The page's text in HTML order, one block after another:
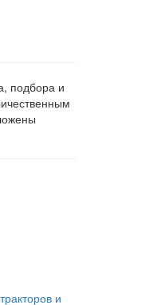
подбора и